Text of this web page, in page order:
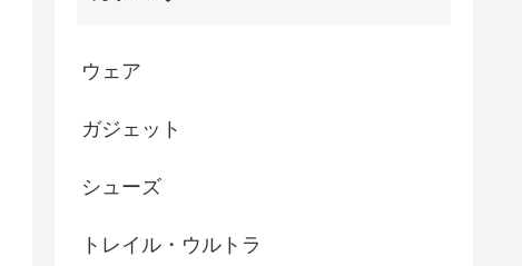
ウェア
ガジェット
シューズ
トレイル・ウルトラ